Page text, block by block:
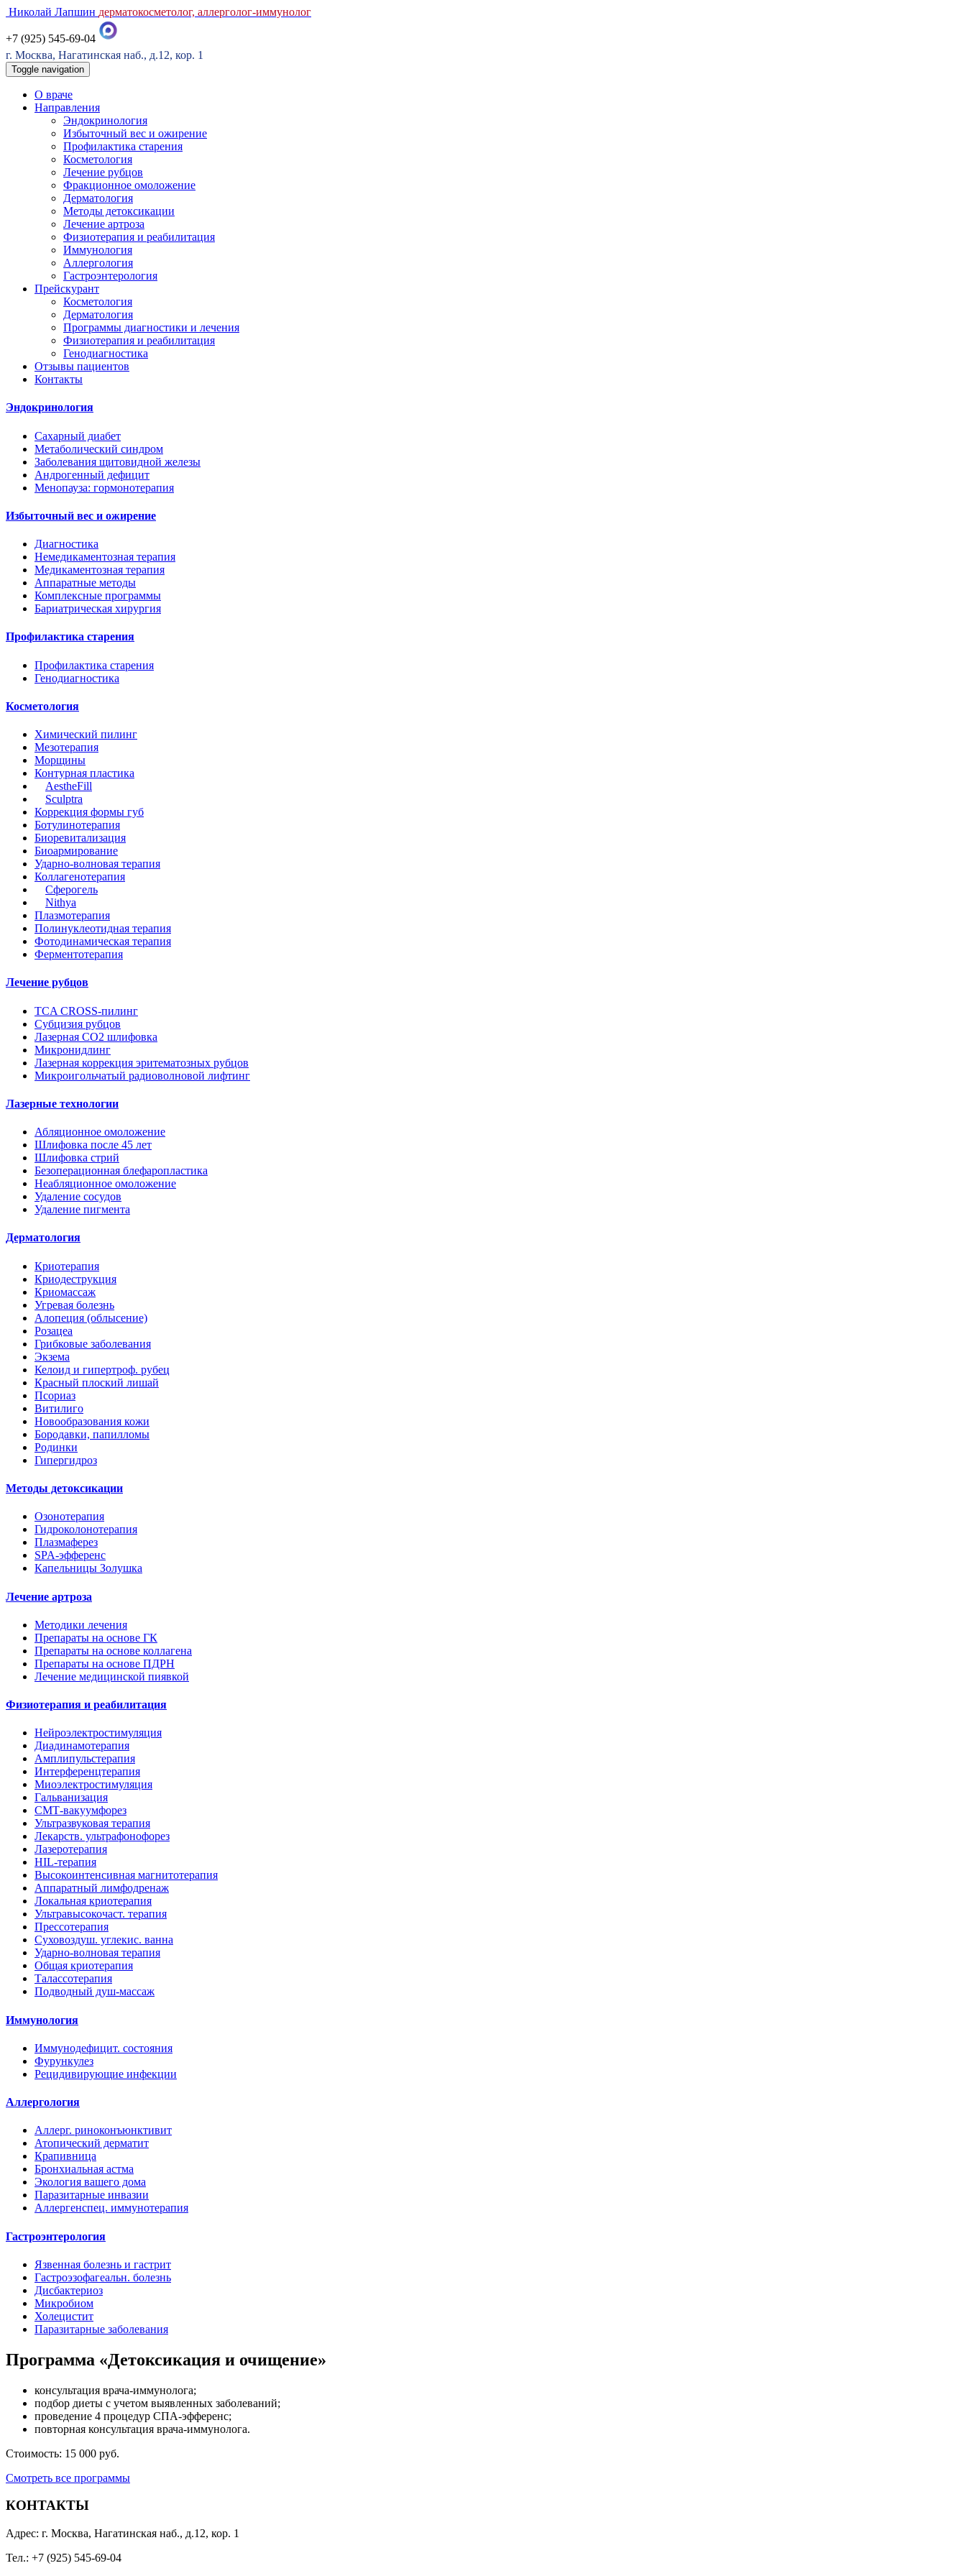
Николай Лапшин дерматокосметолог, аллерголог-иммунолог
+7 (925) 545-69-04
г. Москва, Нагатинская наб., д.12, кор. 1
Toggle navigation
О враче
Направления
Эндокринология
Избыточный вес и ожирение
Профилактика старения
Косметология
Лечение рубцов
Фракционное омоложение
Дерматология
Методы детоксикации
Лечение артроза
Физиотерапия и реабилитация
Иммунология
Аллергология
Гастроэнтерология
Прейскурант
Косметология
Дерматология
Программы диагностики и лечения
Физиотерапия и реабилитация
Генодиагностика
Отзывы пациентов
Контакты
Эндокринология
Сахарный диабет
Метаболический синдром
Заболевания щитовидной железы
Андрогенный дефицит
Менопауза: гормонотерапия
Избыточный вес и ожирение
Диагностика
Немедикаментозная терапия
Медикаментозная терапия
Аппаратные методы
Комплексные программы
Бариатрическая хирургия
Профилактика старения
Профилактика старения
Генодиагностика
Косметология
Химический пилинг
Мезотерапия
Морщины
Контурная пластика
AestheFill
Sculptrа
Коррекция формы губ
Ботулинотерапия
Биоревитализация
Биоармирование
Ударно-волновая терапия
Коллагенотерапия
Сферогель
Nithya
Плазмотерапия
Полинуклеотидная терапия
Фотодинамическая терапия
Ферментотерапия
Лечение рубцов
TCA CROSS-пилинг
Субцизия рубцов
Лазерная СО2 шлифовка
Микронидлинг
Лазерная коррекция эритематозных рубцов
Микроигольчатый радиоволновой лифтинг
Лазерные технологии
Абляционное омоложение
Шлифовка после 45 лет
Шлифовка стрий
Безоперационная блефаропластика
Неабляционное омоложение
Удаление сосудов
Удаление пигмента
Дерматология
Криотерапия
Криодеструкция
Криомассаж
Угревая болезнь
Алопеция (облысение)
Розацеа
Грибковые заболевания
Экзема
Келоид и гипертроф. рубец
Красный плоский лишай
Псориаз
Витилиго
Новообразования кожи
Бородавки, папилломы
Родинки
Гипергидроз
Методы детоксикации
Озонотерапия
Гидроколонотерапия
Плазмаферез
SPA-эфференс
Капельницы Золушка
Лечение артроза
Методики лечения
Препараты на основе ГК
Препараты на основе коллагена
Препараты на основе ПДРН
Лечение медицинской пиявкой
Физиотерапия и реабилитация
Нейроэлектростимуляция
Диадинамотерапия
Амплипульстерапия
Интерференцтерапия
Миоэлектростимуляция
Гальванизация
СМТ-вакуумфорез
Ультразвуковая терапия
Лекарств. ультрафонофорез
Лазеротерапия
HIL-терапия
Высокоинтенсивная магнитотерапия
Аппаратный лимфодренаж
Локальная криотерапия
Ультравысокочаст. терапия
Прессотерапия
Суховоздуш. углекис. ванна
Ударно-волновая терапия
Общая криотерапия
Талассотерапия
Подводный душ-массаж
Иммунология
Иммунодефицит. состояния
Фурункулез
Рецидивирующие инфекции
Аллергология
Аллерг. риноконъюнктивит
Атопический дерматит
Крапивница
Бронхиальная астма
Экология вашего дома
Паразитарные инвазии
Аллергенспец. иммунотерапия
Гастроэнтерология
Язвенная болезнь и гастрит
Гастроэзофагеальн. болезнь
Дисбактериоз
Микробиом
Холецистит
Паразитарные заболевания
Программа «Детоксикация и очищение»
консультация врача-иммунолога;
подбор диеты с учетом выявленных заболеваний;
проведение 4 процедур СПА-эфференс;
повторная консультация врача-иммунолога.
Стоимость: 15 000 руб.
Смотреть все программы
КОНТАКТЫ
Адрес: г. Москва, Нагатинская наб., д.12, кор. 1
Тел.: +7 (925) 545-69-04